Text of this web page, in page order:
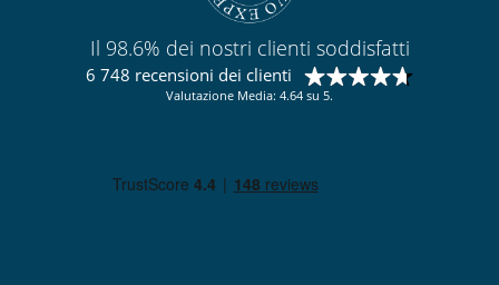
Il 98.6% dei nostri clienti soddisfatti
6 748 recensioni dei clienti
Valutazione Media: 4.64 su 5.